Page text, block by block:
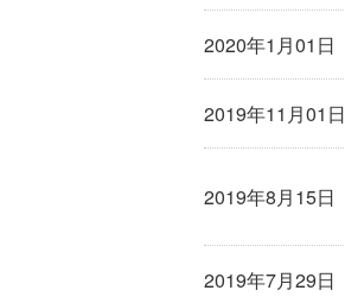
2020年1月01日
2019年11月01日
2019年8月15日
2019年7月29日